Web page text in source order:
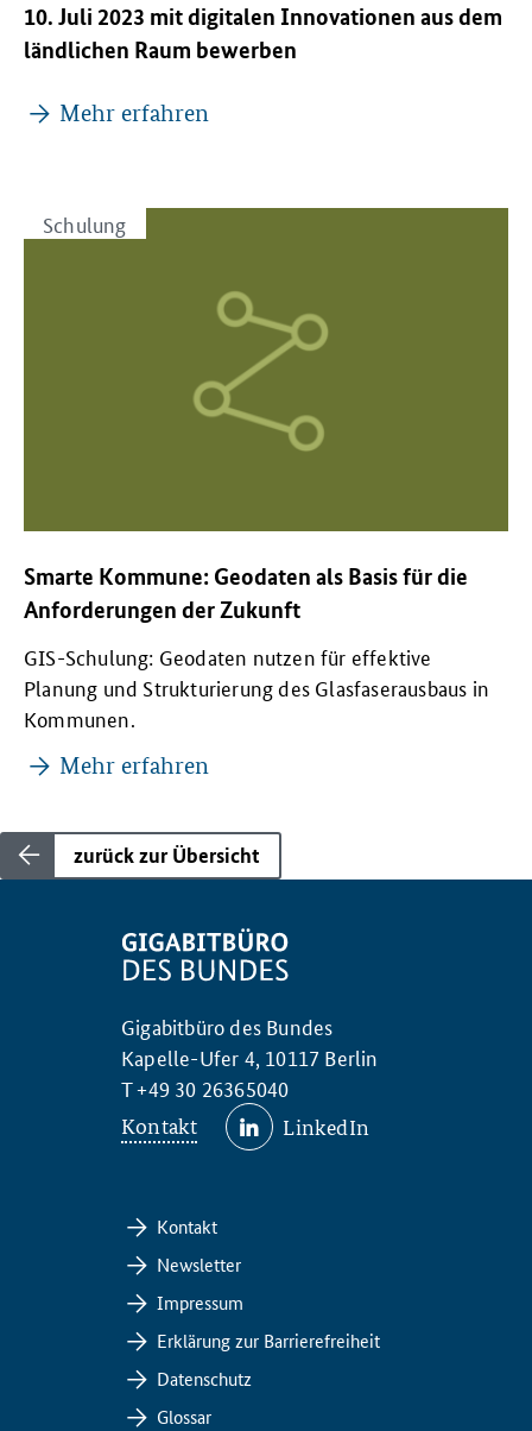
10. Juli 2023 mit digitalen Innovationen aus dem
ländlichen Raum bewerben
Mehr erfahren
Schulung
Smarte Kommune: Geodaten als Basis für die
Anforderungen der Zukunft
GIS-Schulung: Geodaten nutzen für effektive
Planung und Strukturierung des Glasfaserausbaus in
Kommunen.
Mehr erfahren
zurück zur Übersicht
Gigabitbüro des Bundes
Kapelle-Ufer 4, 10117 Berlin
T +49 30 26365040
Kontakt LinkedIn
Kontakt
Newsletter
Impressum
Erklärung zur Barrierefreiheit
Datenschutz
Glossar